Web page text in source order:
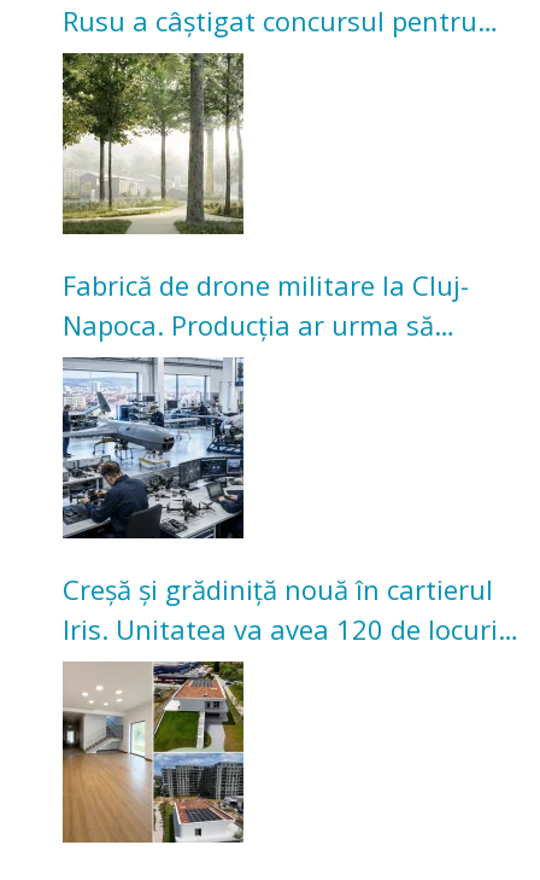
Rusu a câștigat concursul pentru
transformarea Grădinii Casei
Universitarilor
Fabrică de drone militare la Cluj-
Napoca. Producția ar urma să
înceapă în toamna acestui an
Creșă și grădiniță nouă în cartierul
Iris. Unitatea va avea 120 de locuri
pentru copii